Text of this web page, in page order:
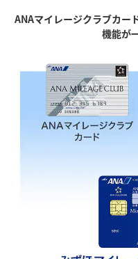
ANAマイレージクラブカー
機能が